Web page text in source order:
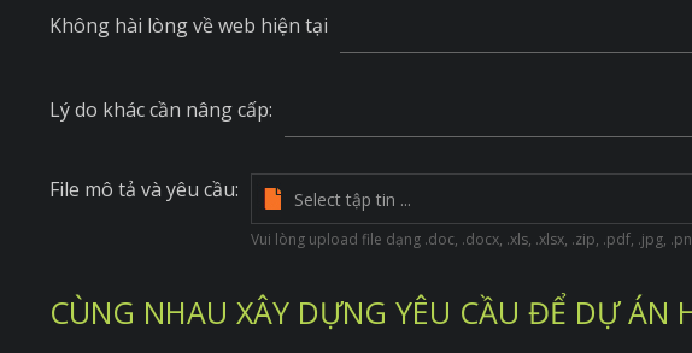
Không hài lòng về web hiện tại
Lý do khác cần nâng cấp:
File mô tả và yêu cầu:
Vui lòng upload file dạng .doc, .docx, .xls, .xlsx, .zip, .pdf, .jpg,
CÙNG NHAU XÂY DỰNG YÊU CẦU ĐỂ DỰ ÁN